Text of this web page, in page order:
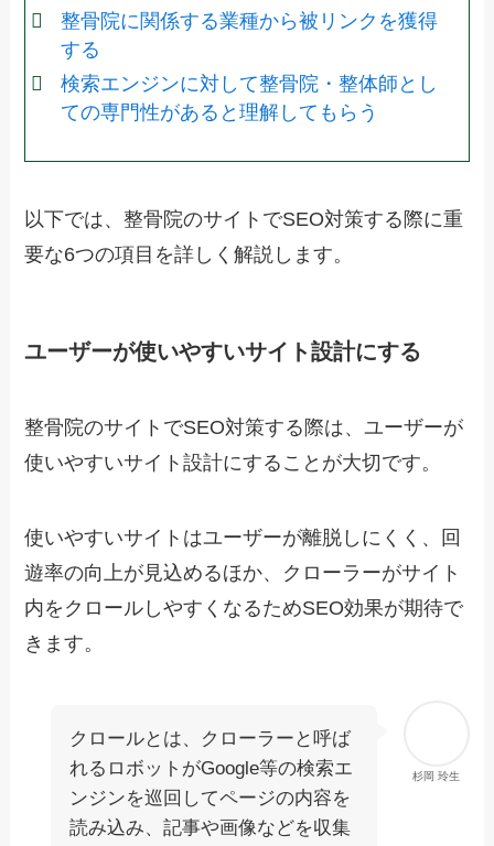
整骨院に関係する業種から被リンクを獲得
する
検索エンジンに対して整骨院・整体師とし
ての専門性があると理解してもらう
以下では、整骨院のサイトでSEO対策する際に重
要な6つの項目を詳しく解説します。
ユーザーが使いやすいサイト設計にする
整骨院のサイトでSEO対策する際は、ユーザーが
使いやすいサイト設計にすることが大切です。
使いやすいサイトはユーザーが離脱しにくく、回
遊率の向上が見込めるほか、クローラーがサイト
内をクロールしやすくなるためSEO効果が期待で
きます。
杉岡 玲生
クロールとは、クローラーと呼ば
れるロボットがGoogle等の検索エ
ンジンを巡回してページの内容を
読み込み、記事や画像などを収集